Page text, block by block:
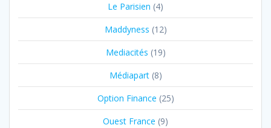
Le Parisien (4)
Maddyness (12)
Mediacités (19)
Médiapart(8)
Option Finance (25)
Ouest France (9)